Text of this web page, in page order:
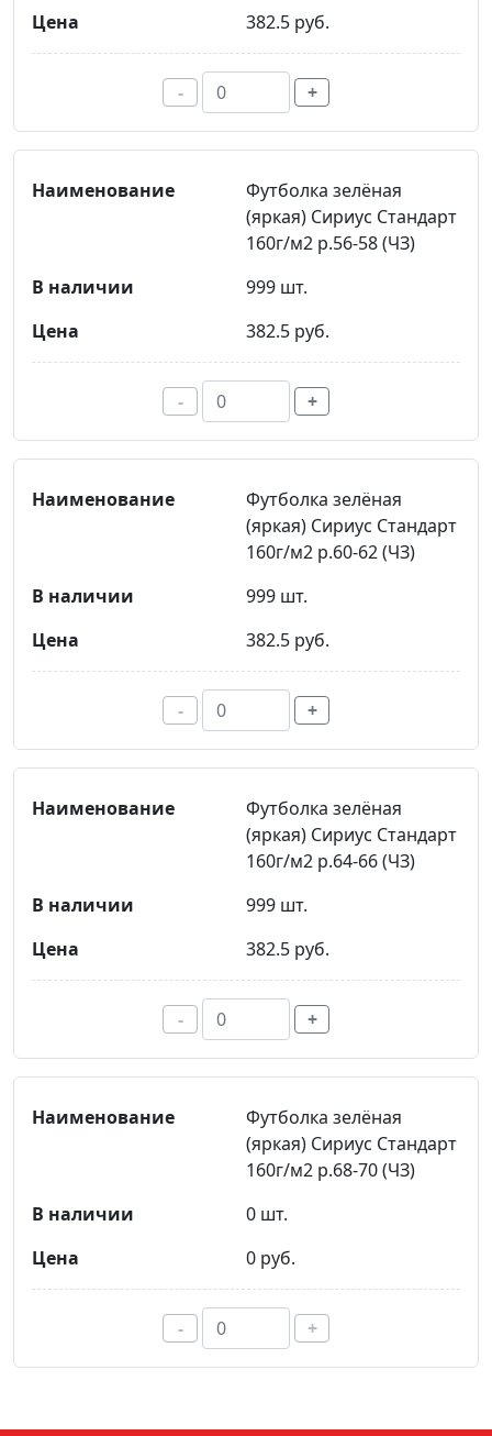
382.5 руб.
- +
Футболка зелёная
(яркая) Сириус Стандарт
160г/м2 р.56-58 (ЧЗ)
999 шт.
382.5 руб.
- +
Футболка зелёная
(яркая) Сириус Стандарт
160г/м2 р.60-62 (ЧЗ)
999 шт.
382.5 руб.
- +
Футболка зелёная
(яркая) Сириус Стандарт
160г/м2 р.64-66 (ЧЗ)
999 шт.
382.5 руб.
- +
Футболка зелёная
(яркая) Сириус Стандарт
160г/м2 р.68-70 (ЧЗ)
0 шт.
0 руб.
- +